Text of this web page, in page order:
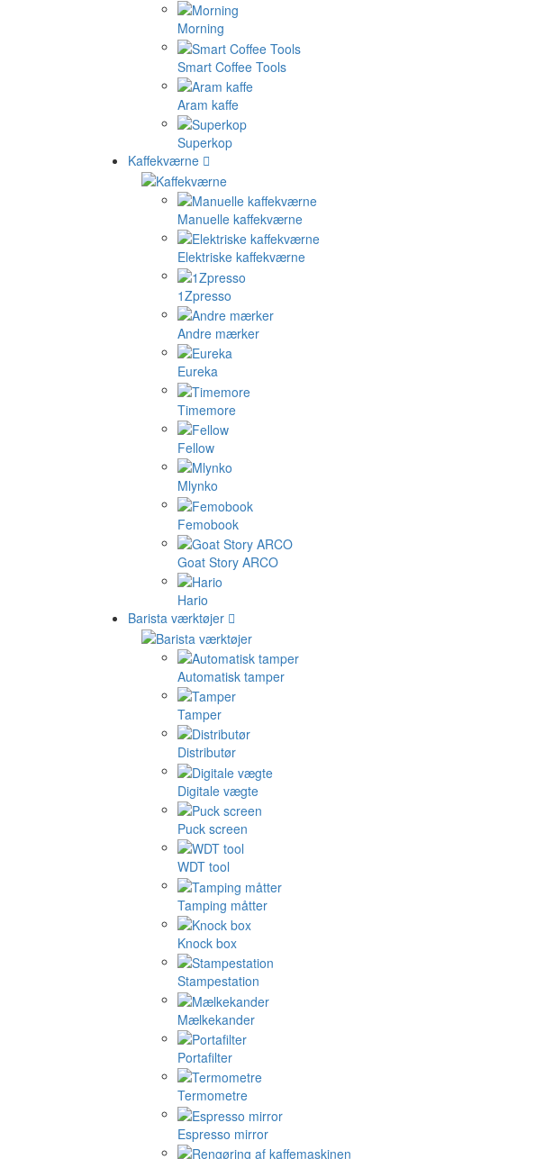
Morning
Smart Coffee Tools
Aram kaffe
Superkop
Kaffekværne
Manuelle kaffekværne
Elektriske kaffekværne
1Zpresso
Andre mærker
Eureka
Timemore
Fellow
Mlynko
Femobook
Goat Story ARCO
Hario
Barista værktøjer
Automatisk tamper
Tamper
Distributør
Digitale vægte
Puck screen
WDT tool
Tamping måtter
Knock box
Stampestation
Mælkekander
Portafilter
Termometre
Espresso mirror